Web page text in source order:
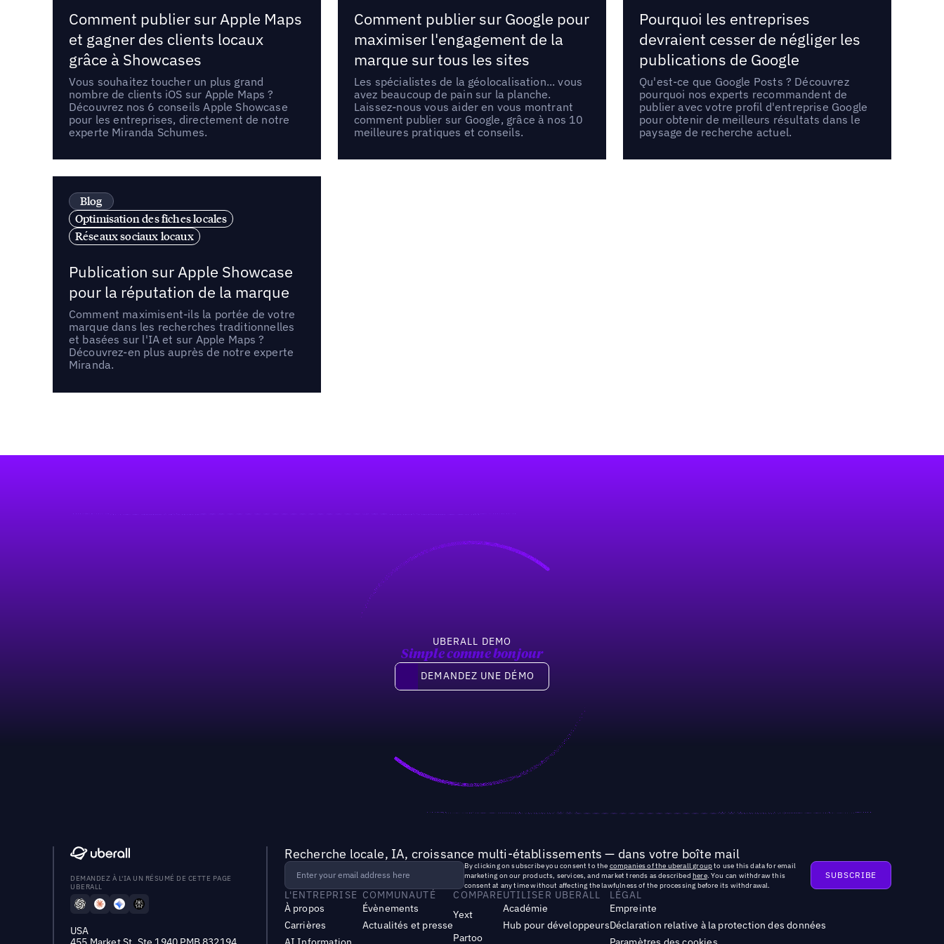
Comment publier sur Apple Maps
et gagner des clients locaux
grâce à Showcases
Vous souhaitez toucher un plus grand
nombre de clients iOS sur Apple Maps ?
Découvrez nos 6 conseils Apple Showcase
pour les entreprises, directement de notre
experte Miranda Schumes.
Comment publier sur Google pour
maximiser l'engagement de la
marque sur tous les sites
Les spécialistes de la géolocalisation... vous
avez beaucoup de pain sur la planche.
Laissez-nous vous aider en vous montrant
comment publier sur Google, grâce à nos 10
meilleures pratiques et conseils.
Pourquoi les entreprises
devraient cesser de négliger les
publications de Google
Qu'est-ce que Google Posts ? Découvrez
pourquoi nos experts recommandent de
publier avec votre profil d'entreprise Google
pour obtenir de meilleurs résultats dans le
paysage de recherche actuel.
Blog
Optimisation des fiches locales
Réseaux sociaux locaux
Publication sur Apple Showcase
pour la réputation de la marque
Comment maximisent-ils la portée de votre
marque dans les recherches traditionnelles
et basées sur l'IA et sur Apple Maps ?
Découvrez-en plus auprès de notre experte
Miranda.
UBERALL DEMO
Simple comme bonjour
Demandez une démo
DEMANDEZ UNE DÉMO
DEMANDEZ À L'IA UN RÉSUMÉ DE CETTE PAGE
UBERALL
USA
Recherche locale, IA, croissance multi-établissements — dans votre boîte mail
By clicking on subscribe you consent to the companies of the uberall groupto use this data for email
marketing on our products, services, and market trends as described here. You can withdraw this
consent at any time without affecting the lawfulness of the processing before its withdrawal.
L'ENTREPRISE
À propos
Carrières
COMMUNAUTÉ
Évènements
Actualités et presse
COMPARE
Yext
Partoo
UTILISER UBERALL
Académie
Hub pour développeurs
LÉGAL
Empreinte
Déclaration relative à la protection des données